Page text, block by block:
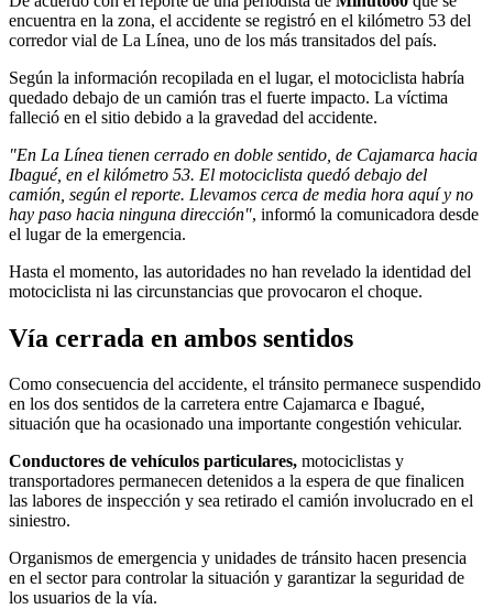
encuentra en la zona, el accidente se registró en el kilómetro 53 del
corredor vial de La Línea, uno de los más transitados del país.
Según la información recopilada en el lugar, el motociclista habría
quedado debajo de un camión tras el fuerte impacto. La víctima
falleció en el sitio debido a la gravedad del accidente.
"En La Línea tienen cerrado en doble sentido, de Cajamarca hacia
Ibagué, en el kilómetro 53. El motociclista quedó debajo del
camión, según el reporte. Llevamos cerca de media hora aquí y no
hay paso hacia ninguna dirección", informó la comunicadora desde
el lugar de la emergencia.
Hasta el momento, las autoridades no han revelado la identidad del
motociclista ni las circunstancias que provocaron el choque.
Vía cerrada en ambos sentidos
Como consecuencia del accidente, el tránsito permanece suspendido
en los dos sentidos de la carretera entre Cajamarca e Ibagué,
situación que ha ocasionado una importante congestión vehicular.
Conductores de vehículos particulares, motociclistas y
transportadores permanecen detenidos a la espera de que finalicen
las labores de inspección y sea retirado el camión involucrado en el
siniestro.
Organismos de emergencia y unidades de tránsito hacen presencia
en el sector para controlar la situación y garantizar la seguridad de
los usuarios de la vía.